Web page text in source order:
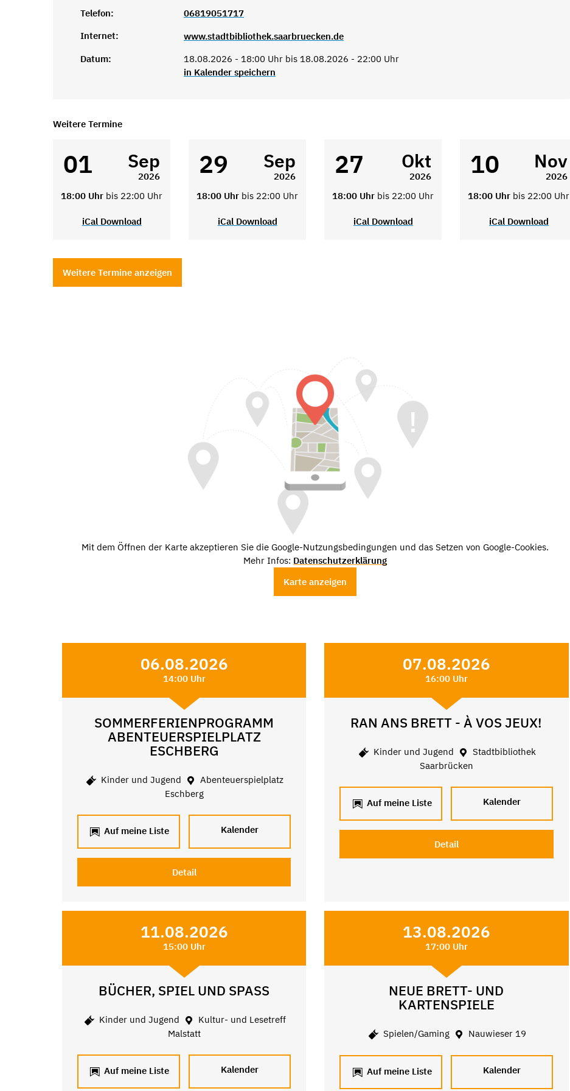
Telefon:
06819051717
Internet:
www.stadtbibliothek.saarbruecken.de
Datum:
18.08.2026 - 18:00 Uhr bis 18.08.2026 - 22:00 Uhr
in Kalender speichern
Weitere Termine
01 Sep
2026
18:00 Uhr bis 22:00 Uhr
iCal Download
29 Sep
2026
18:00 Uhr bis 22:00 Uhr
iCal Download
27 Okt
2026
18:00 Uhr bis 22:00 Uhr
iCal Download
10 Nov
2026
18:00 Uhr bis 22:00 Uhr
iCal Download
Weitere Termine anzeigen
Mit dem Öffnen der Karte akzeptieren Sie die Google-Nutzungsbedingungen und das Setzen von Google-Cookies.
Mehr Infos: Datenschutzerklärung
Karte anzeigen
06.08.2026
14:00 Uhr
SOMMERFERIENPROGRAMM
ABENTEUERSPIELPLATZ
ESCHBERG
Kinder und Jugend
Abenteuerspielplatz
Eschberg
Auf meine Liste Kalender
Detail
07.08.2026
16:00 Uhr
RAN ANS BRETT - À VOS JEUX!
Kinder und Jugend
Stadtbibliothek
Saarbrücken
Auf meine Liste Kalender
Detail
11.08.2026
15:00 Uhr
BÜCHER, SPIEL UND SPASS
Kinder und Jugend
Kultur- und Lesetreff
Malstatt
Auf meine Liste Kalender
13.08.2026
17:00 Uhr
NEUE BRETT- UND
KARTENSPIELE
Spielen/Gaming Nauwieser 19
Auf meine Liste Kalender